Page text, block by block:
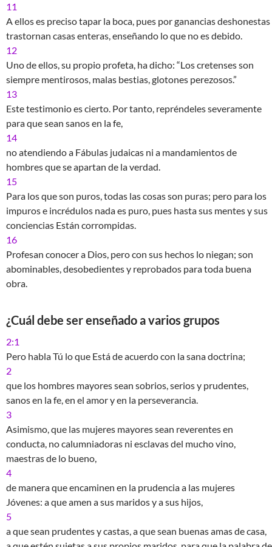
11
A ellos es preciso tapar la boca, pues por ganancias deshonestas
trastornan casas enteras, enseñando lo que no es debido.
12
Uno de ellos, su propio profeta, ha dicho: “Los cretenses son
siempre mentirosos, malas bestias, glotones perezosos.”
13
Este testimonio es cierto. Por tanto, repréndeles severamente
para que sean sanos en la fe,
14
no atendiendo a Fábulas judaicas ni a mandamientos de
hombres que se apartan de la verdad.
15
Para los que son puros, todas las cosas son puras; pero para los
impuros e incrédulos nada es puro, pues hasta sus mentes y sus
conciencias Están corrompidas.
16
Profesan conocer a Dios, pero con sus hechos lo niegan; son
abominables, desobedientes y reprobados para toda buena
obra.
¿Cuál debe ser enseñado a varios grupos
2:1
Pero habla Tú lo que Está de acuerdo con la sana doctrina;
2
que los hombres mayores sean sobrios, serios y prudentes,
sanos en la fe, en el amor y en la perseverancia.
3
Asimismo, que las mujeres mayores sean reverentes en
conducta, no calumniadoras ni esclavas del mucho vino,
maestras de lo bueno,
4
de manera que encaminen en la prudencia a las mujeres
Jóvenes: a que amen a sus maridos y a sus hijos,
5
a que sean prudentes y castas, a que sean buenas amas de casa,